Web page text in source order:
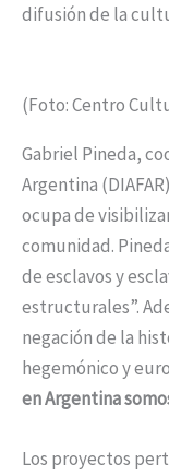
difusión de la
(Foto: Centro
Gabriel Pineda,
Argentina
ocupa de
comunidad.
de esclavos y
estructurales”.
negación de la
hegemónico y
en Argentina
Los proyectos